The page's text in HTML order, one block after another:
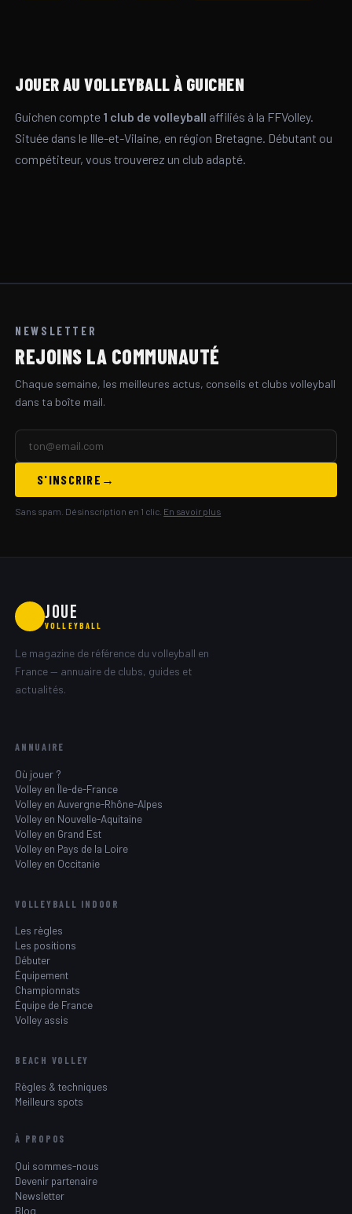
JOUER AU VOLLEYBALL À GUICHEN
Guichen compte 1 club de volleyball affiliés à la FFVolley.
Située dans le Ille-et-Vilaine, en région Bretagne. Débutant ou
compétiteur, vous trouverez un club adapté.
NEWSLETTER
REJOINS LA COMMUNAUTÉ
Chaque semaine, les meilleures actus, conseils et clubs volleyball
dans ta boîte mail.
S'INSCRIRE
Sans spam. Désinscription en 1 clic. En savoir plus
JOUE
VOLLEYBALL
Le magazine de référence du volleyball en
France — annuaire de clubs, guides et
actualités.
ANNUAIRE
Où jouer ?
Volley en Île-de-France
Volley en Auvergne-Rhône-Alpes
Volley en Nouvelle-Aquitaine
Volley en Grand Est
Volley en Pays de la Loire
Volley en Occitanie
VOLLEYBALL INDOOR
Les règles
Les positions
Débuter
Équipement
Championnats
Équipe de France
Volley assis
BEACH VOLLEY
Règles & techniques
Meilleurs spots
À PROPOS
Qui sommes-nous
Devenir partenaire
Newsletter
Blog